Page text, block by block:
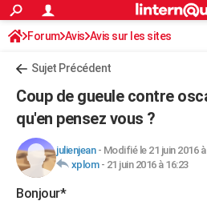
ACTUALITÉS
Politique
Société
Faits Divers
Education
Monde
Villes
+
Programme TV
Streaming
Cinéma
Sorties cinéma
Musique
FINANCE
Retraite
Impôts
Epargne
Immobilier
Risques naturels par ville
Banque
Assurance
Crédit
AUTO
Essais
Réserver un essai
Citadines
Berlines
SUV
Forum auto
HIGH-TECH
S'inscrire
Connexion
Forum Avis Avis sur les sites
Sujet Précédent
Coup de gueule contre
qu'en pensez vous ?
julienjean- Modifié le 21 juin 2016 à
xplom- 21 juin 2016 à 16:23
Bonjour*